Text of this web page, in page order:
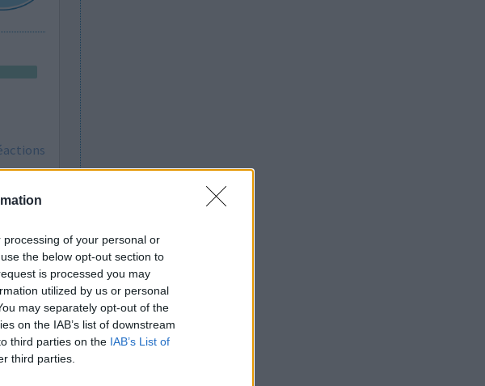
of your personal or
the below opt-out section to
is processed you may
utilized by us or personal
may separately opt-out of the
on the IAB’s list of downstream
third parties on the IAB’s List of
third parties.